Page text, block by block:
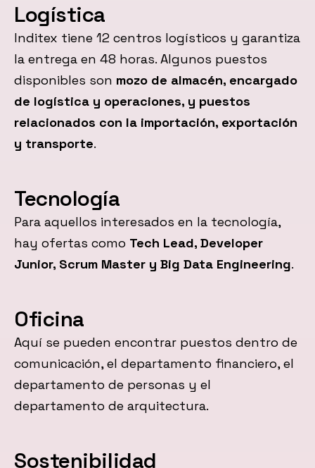
Logística
Inditex tiene 12 centros logísticos y garantiza
la entrega en 48 horas. Algunos puestos
disponibles son mozo de almacén, encargado
de logística y operaciones, y puestos
relacionados con la importación, exportación
y transporte.
Tecnología
Para aquellos interesados en la tecnología,
hay ofertas como Tech Lead, Developer
Junior, Scrum Master y Big Data Engineering.
Oficina
Aquí se pueden encontrar puestos dentro de
comunicación, el departamento financiero, el
departamento de personas y el
departamento de arquitectura.
Sostenibilidad